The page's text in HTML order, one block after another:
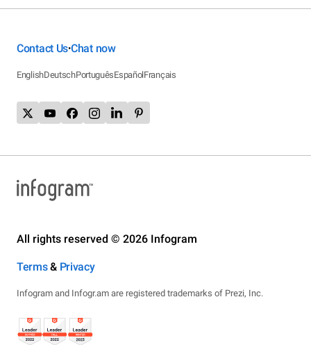
Contact Us•Chat now
EnglishDeutschPortuguêsEspañolFrançais
All rights reserved © 2026 Infogram
Terms& Privacy
Infogram and Infogr.am are registered trademarks of Prezi, Inc.